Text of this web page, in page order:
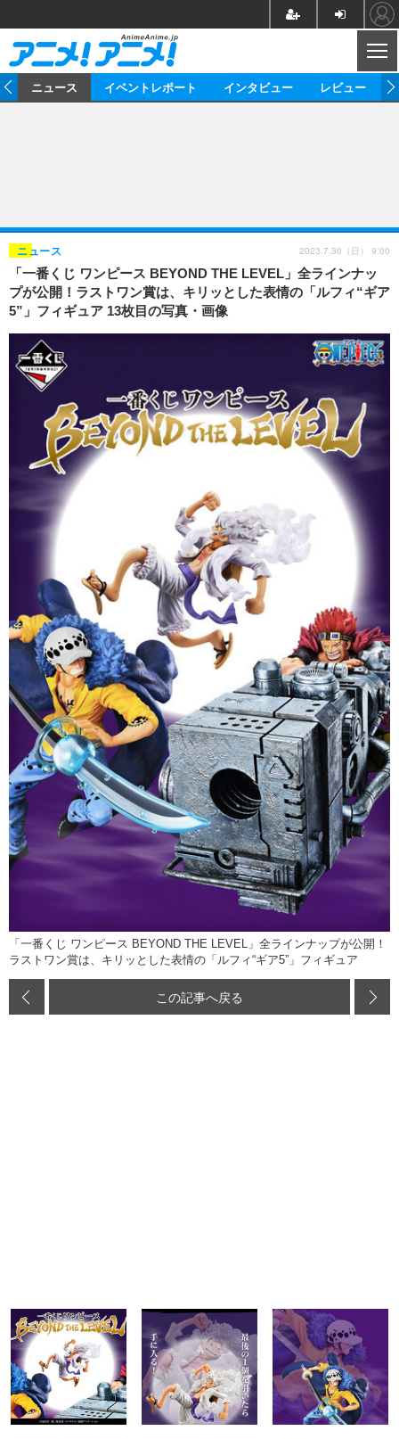
ゲーム グッズ
イベント
海外イベント ビジネス
俳優・タレント アーティスト
ビジネス
アニメ 実写
書評
座談会
動画
アニメ
アニメ！アニメ！TV ABEMA Cafe
連載・コラム
ニュース イベントレポート インタビュー レビュー
「一番くじ ワンピース BEYOND THE LEVEL」全ラインナッ
プが公開！ラストワン賞は、キリッとした表情の「ルフィ“ギア
5”」フィギュア 13枚目の写真・画像
ニュース 2023.7.30（日） 9:00
「一番くじ ワンピース BEYOND THE LEVEL」全ラインナップが公開！
ラストワン賞は、キリッとした表情の「ルフィ“ギア5”」フィギュア
この記事へ戻る